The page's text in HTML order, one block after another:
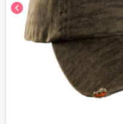
chevron_left